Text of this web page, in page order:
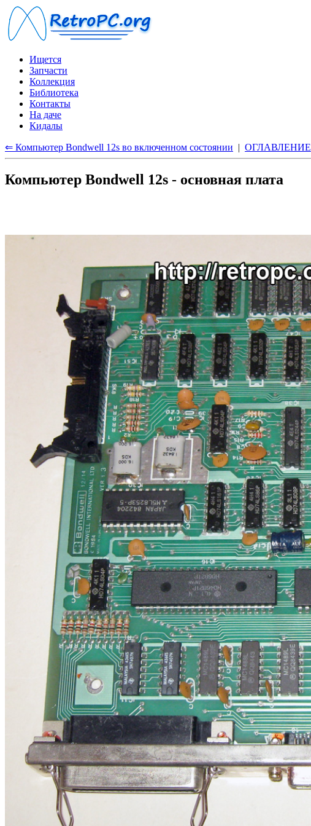
Ищется
Запчасти
Коллекция
Библиотека
Контакты
На даче
Кидалы
⇐ Компьютер Bondwell 12s во включенном состоянии | ОГЛАВЛЕНИЕ
Компьютер Bondwell 12s - основная плата